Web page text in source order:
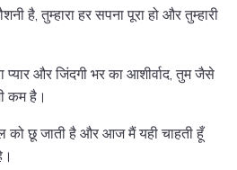
है, तुम्हारा हर सपना पूरा हो और तुम्हारी
और जिंदगी भर का आशीर्वाद, तुम जैसे
कम है।
को छू जाती है और आज मैं यही चाहती हूँ